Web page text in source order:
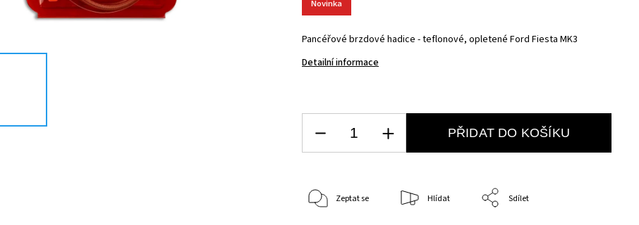
Pancéřové brzdové hadice - teflonové, opletené Ford Fiesta MK3
Detailní informace
Novinka
PŘIDAT DO KOŠÍKU
Zeptat se Hlídat Sdílet